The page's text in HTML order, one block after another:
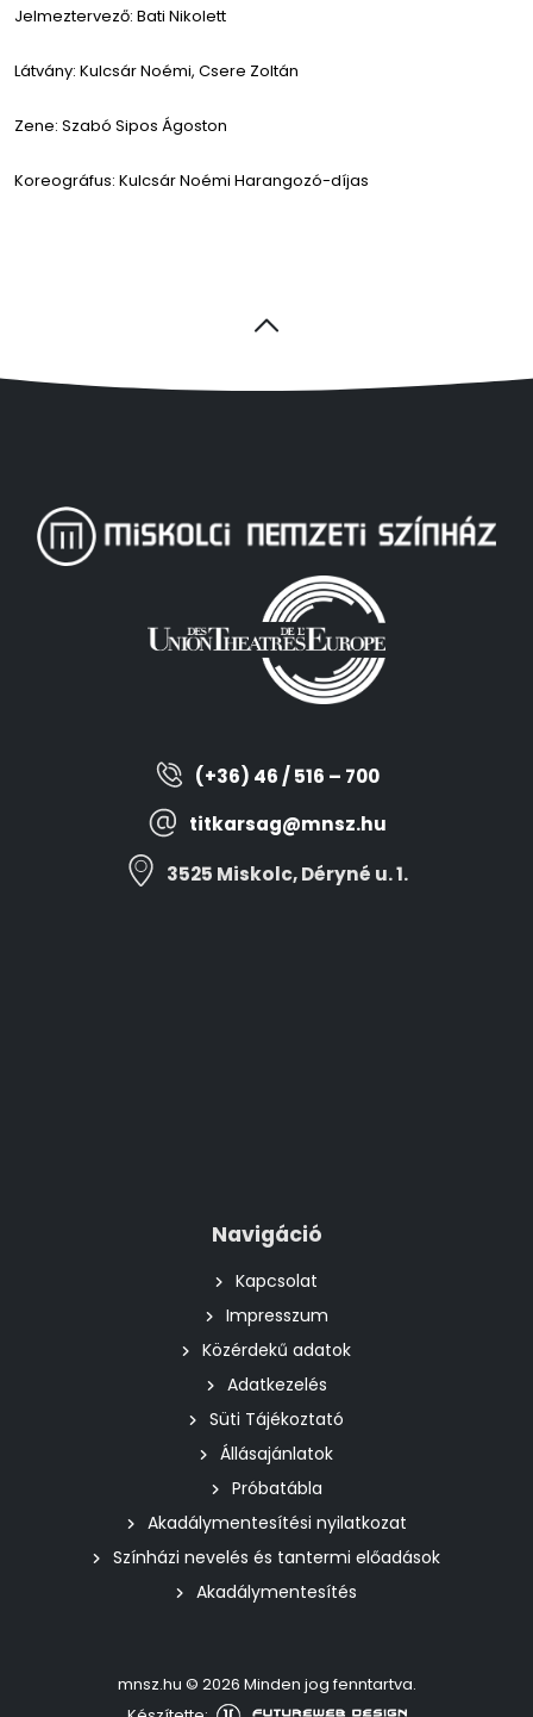
Jelmeztervező: Bati Nikolett
Látvány: Kulcsár Noémi, Csere Zoltán
Zene: Szabó Sipos Ágoston
Koreográfus: Kulcsár Noémi Harangozó-díjas
(+36) 46 / 516 – 700
titkarsag@mnsz.hu
3525 Miskolc, Déryné u. 1.
Navigáció
Kapcsolat
Impresszum
Közérdekű adatok
Adatkezelés
Süti Tájékoztató
Állásajánlatok
Próbatábla
Akadálymentesítési nyilatkozat
Színházi nevelés és tantermi előadások
Akadálymentesítés
mnsz.hu © 2026 Minden jog fenntartva.